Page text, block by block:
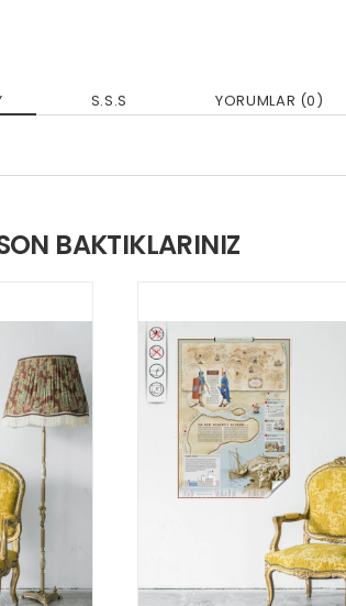
S.S.S YORUMLAR (0)
BAKTIKLARINIZ